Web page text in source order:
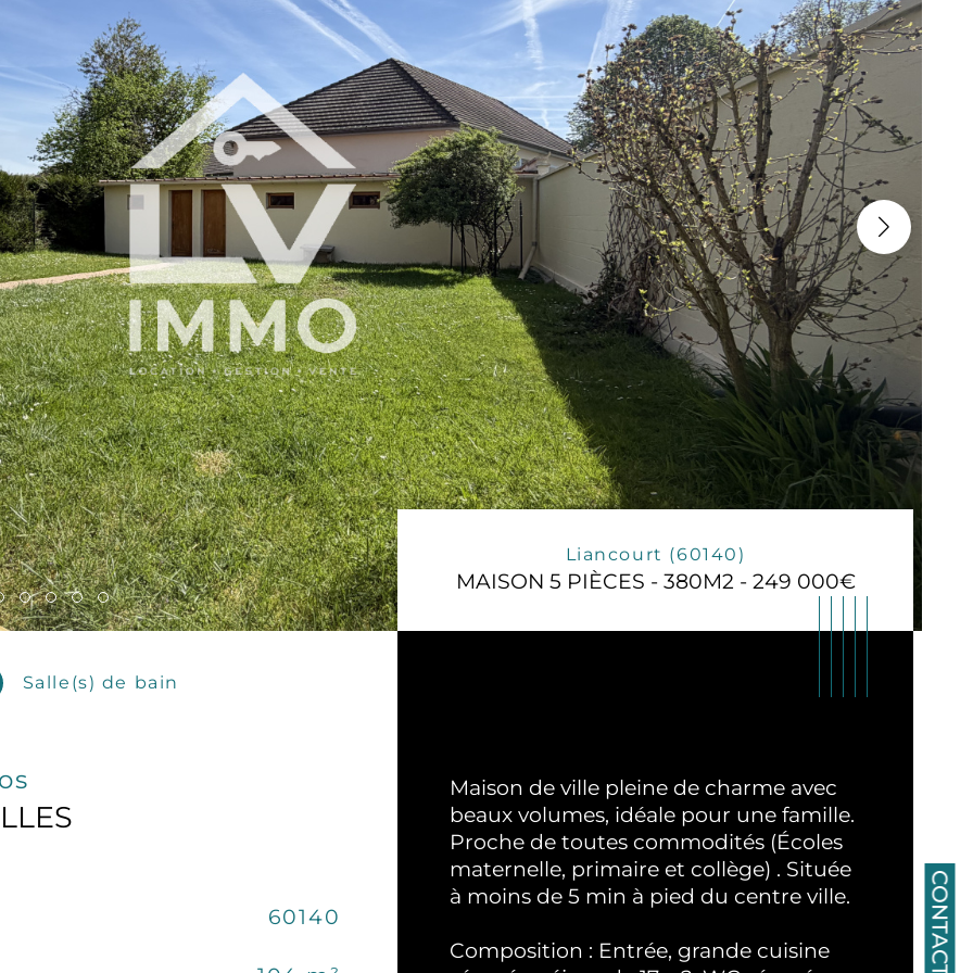
CONTACT
Liancourt (60140)
MAISON 5 PIÈCES - 380M2 - 249 000€
Salle(s) de bain
60140
Maison de ville pleine de charme avec
beaux volumes, idéale pour une famille.
Proche de toutes commodités (Écoles
maternelle, primaire et collège) . Située
à moins de 5 min à pied du centre ville.
Composition : Entrée, grande cuisine